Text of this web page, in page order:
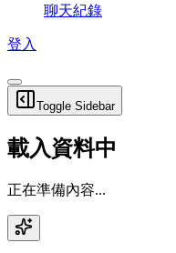
聊天紀錄
登入
Toggle Sidebar
載入資料中
正在準備內容...